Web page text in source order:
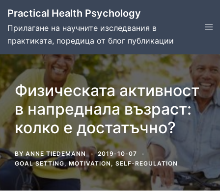
content
Practical Health Psychology
Прилагане на научните изследвания в
практиката, поредица от блог публикации
Физическата активност
в напреднала възраст:
колко е достатъчно?
BYANNE TIEDEMANN
2019-10-07
GOAL SETTING,MOTIVATION , SELF-REGULATION